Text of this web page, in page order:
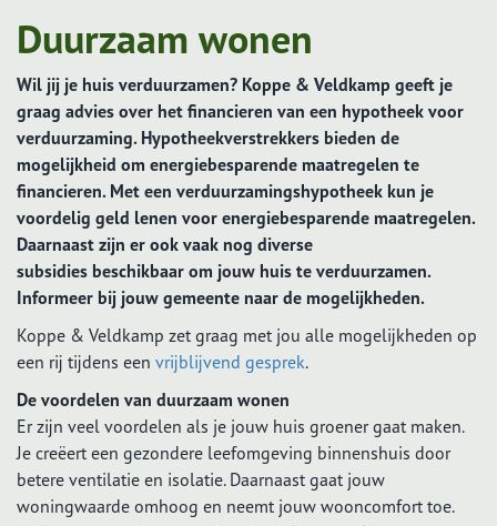
Duurzaam wonen
Wil jij je huis verduurzamen? Koppe & Veldkamp geeft je
graag advies over het financieren van een hypotheek voor
verduurzaming. Hypotheekverstrekkers bieden de
mogelijkheid om energiebesparende maatregelen te
financieren. Met een verduurzamingshypotheek kun je
voordelig geld lenen voor energiebesparende maatregelen.
Daarnaast zijn er ook vaak nog diverse
subsidies beschikbaar om jouw huis te verduurzamen.
Informeer bij jouw gemeente naar de mogelijkheden.
Koppe & Veldkamp zet graag met jou alle mogelijkheden op
een rij tijdens een vrijblijvend gesprek.
De voordelen van duurzaam wonen
Er zijn veel voordelen als je jouw huis groener gaat maken.
Je creëert een gezondere leefomgeving binnenshuis door
betere ventilatie en isolatie. Daarnaast gaat jouw
woningwaarde omhoog en neemt jouw wooncomfort toe.